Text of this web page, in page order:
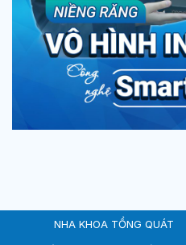
NHA KHOA TỔNG QUÁT